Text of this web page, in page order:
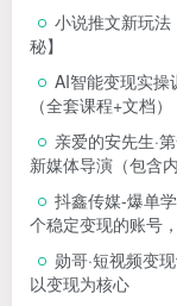
小说推文新玩
秘】
AI智能变现实操
（全套课程+文档）
亲爱的安先生·
新媒体导演（包含
抖鑫传媒-爆单
个稳定变现的账号
勋哥·短视频变
以变现为核心